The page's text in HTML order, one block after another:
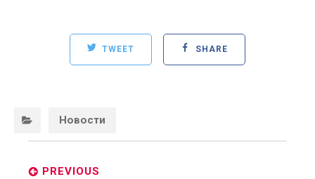
TWEET SHARE
Новости
navigation
PREVIOUS